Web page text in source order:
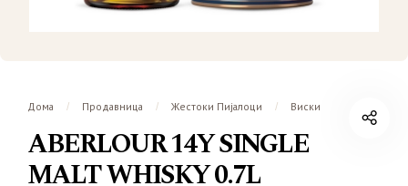
Дома / Продавница / Жестоки Пијалоци / Виски
ABERLOUR 14Y SINGLE
MALT WHISKY 0.7L